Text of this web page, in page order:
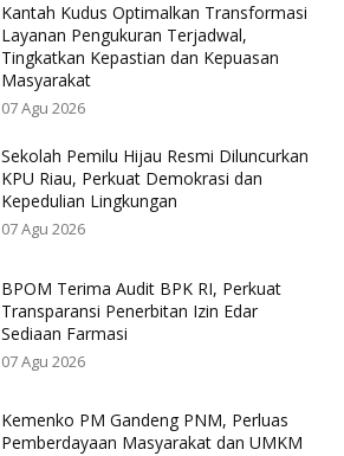
Kantah Kudus Optimalkan Transformasi
Layanan Pengukuran Terjadwal,
Tingkatkan Kepastian dan Kepuasan
Masyarakat
07 Agu 2026
Sekolah Pemilu Hijau Resmi Diluncurkan
KPU Riau, Perkuat Demokrasi dan
Kepedulian Lingkungan
07 Agu 2026
BPOM Terima Audit BPK RI, Perkuat
Transparansi Penerbitan Izin Edar
Sediaan Farmasi
07 Agu 2026
Kemenko PM Gandeng PNM, Perluas
Pemberdayaan Masyarakat dan UMKM